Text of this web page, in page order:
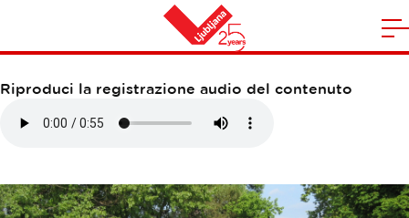
Casa
la
PASSEGGIATA JAKOPIČ
Riproduci la registrazione audio del contenuto